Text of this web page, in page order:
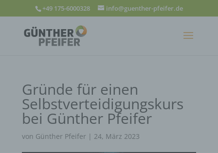
+49 175-6000328 info@guenther-pfeifer.de
Gründe für einen
Selbstverteidigungskurs
bei Günther Pfeifer
von Günther Pfeifer| 24, März 2023